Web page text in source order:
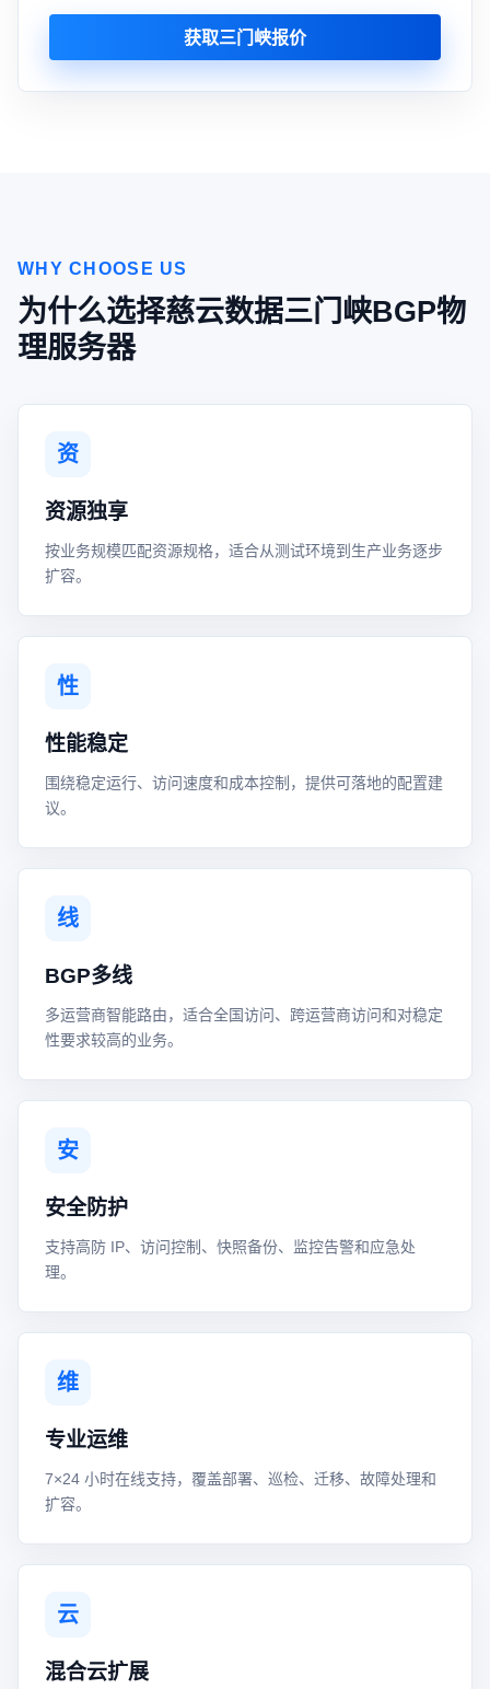
获取三门峡报价
WHY CHOOSE US
为什么选择慈云数据三门峡BGP物
理服务器
资
资源独享
按业务规模匹配资源规格，适合从测试环境到生产业务逐步
扩容。
性
性能稳定
围绕稳定运行、访问速度和成本控制，提供可落地的配置建
议。
线
BGP多线
多运营商智能路由，适合全国访问、跨运营商访问和对稳定
性要求较高的业务。
安
安全防护
支持高防 IP、访问控制、快照备份、监控告警和应急处
理。
维
专业运维
7×24 小时在线支持，覆盖部署、巡检、迁移、故障处理和
扩容。
云
混合云扩展